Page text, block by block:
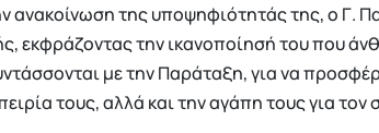
ανακοίνωση της υποψηφιότητάς της, ο Γ.
εκφράζοντας την ικανοποίησή του που
με την Παράταξη, για να
τους, αλλά και την αγάπη τους για τον